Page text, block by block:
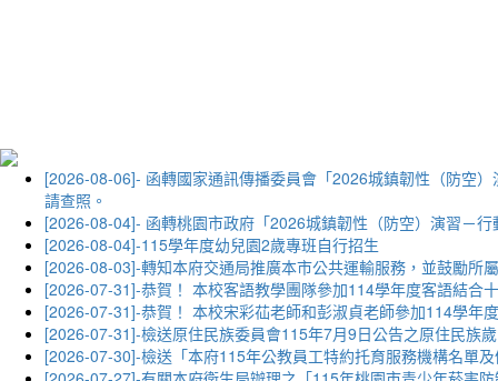
[2026-08-06]- 函轉國家通訊傳播委員會「2026城鎮韌性（防空
請查照。
[2026-08-04]- 函轉桃園市政府「2026城鎮韌性（防空）演習－
[2026-08-04]-115學年度幼兒園2歲專班自行招生
[2026-08-03]-轉知本府交通局推廣本市公共運輸服務，並鼓勵所
[2026-07-31]-恭賀！ 本校客語教學團隊參加114學年度客語結合
[2026-07-31]-恭賀！ 本校宋彩苮老師和彭淑貞老師參加114學年
[2026-07-31]-檢送原住民族委員會115年7月9日公告之原住民族
[2026-07-30]-檢送「本府115年公教員工特約托育服務機構名單